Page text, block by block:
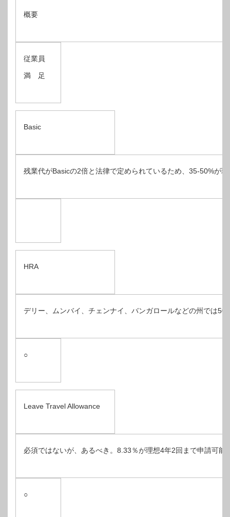
概要
従業員
満 足
Basic
残業代がBasicの2倍と法律で定められているため、35-50%が理
HRA
デリー、ムンバイ、チェンナイ、バンガロールなどの州では50
○
Leave Travel Allowance
必須ではないが、あるべき。8.33％が理想4年2回まで申請可能
○